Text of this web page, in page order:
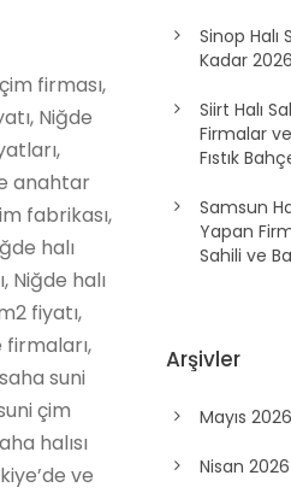
firması,
Niğde
anahtar
fabrikası,
halı
Niğde halı
fiyatı,
firmaları,
suni
çim
halısı
ve
Sinop Halı
Kadar
Siirt Halı
Firmalar
Fıstık
Samsun
Yapan
Sahili ve
Arşivler
Mayıs 2026
Nisan 2026